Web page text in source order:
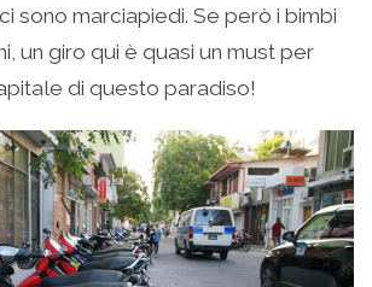
sono marciapiedi. Se però i bimbi
un giro qui è quasi un must per
di questo paradiso!